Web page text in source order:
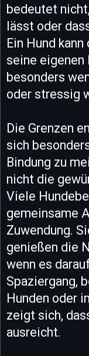
bedeutet
lässt oder
Ein Hund
seine
besonders
oder stressig
Die Grenzen
sich
Bindung zu
nicht die
Viele
gemeinsame
Zuwendung.
genießen die
wenn es
Spaziergang,
Hunden oder
zeigt sich,
ausreicht.